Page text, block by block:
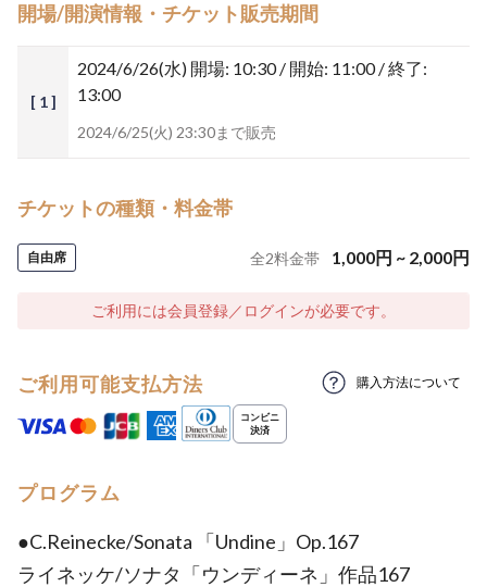
開場/開演情報・チケット販売期間
[ 1 ]
2024/6/26(水) 開場: 10:30 / 開始: 11:00 / 終了:
13:00
2024/6/25(火) 23:30まで販売
チケットの種類・料金帯
自由席 全2料金帯 1,000円 ~ 2,000円
ご利用には会員登録／ログインが必要です。
ご利用可能支払方法 購入方法について
プログラム
●C.Reinecke/Sonata 「Undine」Op.167
ライネッケ/ソナタ「ウンディーネ」作品167